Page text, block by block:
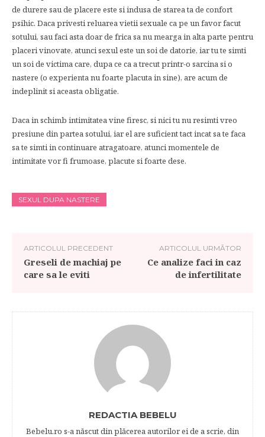
de durere sau de placere este si indusa de starea ta de confort
psihic. Daca privesti reluarea vietii sexuale ca pe un favor facut
sotului, sau faci asta doar de frica sa nu mearga in alta parte pentru
placeri vinovate, atunci sexul este un soi de datorie, iar tu te simti
un soi de victima care, dupa ce ca a trecut printr-o sarcina si o
nastere (o experienta nu foarte placuta in sine), are acum de
indeplinit si aceasta obligatie.
Daca in schimb intimitatea vine firesc, si nici tu nu resimti vreo
presiune din partea sotului, iar el are suficient tact incat sa te faca
sa te simti in continuare atragatoare, atunci momentele de
intimitate vor fi frumoase, placute si foarte dese.
SEXUL DUPA NASTERE
ARTICOLUL PRECEDENT
Greseli de machiaj pe
care sa le eviti
ARTICOLUL URMĂTOR
Ce analize faci in caz
de infertilitate
REDACTIA BEBELU
Bebelu.ro s-a născut din plăcerea autorilor ei de a scrie, din